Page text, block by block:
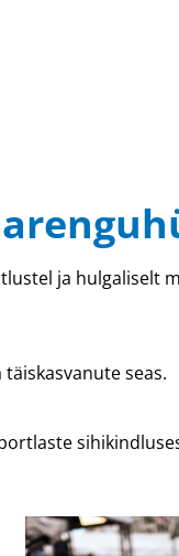
ja hulgaliselt
seas.